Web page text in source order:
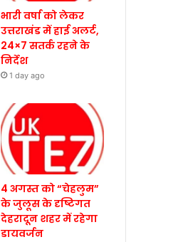
भारी वर्षा को लेकर
उत्तराखंड में हाई अलर्ट,
24×7 सतर्क रहने के
निर्देश
1 day ago
4 अगस्त को “चेहलुम”
के जुलूस के दृष्टिगत
देहरादून शहर में रहेगा
डायवर्जन